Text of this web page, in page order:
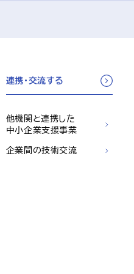
連携・交流する
他機関と連携した
中小企業支援事業
企業間の技術交流